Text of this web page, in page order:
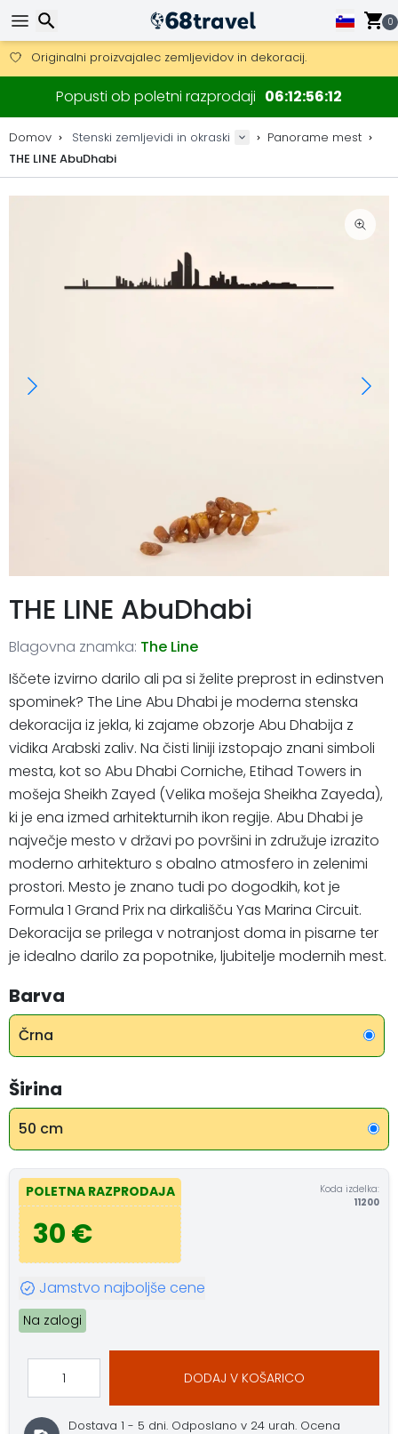
0
Pridobite brezplačno dostavo na naročila nad 149 €.
Na voljo je tudi DHL Express čez noč.
30 dni za vračilo, 90 dni za lesene zemljevide in dekoracije.
Originalni proizvajalec zemljevidov in dekoracij.
Popusti ob poletni razprodaji 06125611
Domov Stenski zemljevidi in okraski
Panorame mest
THE LINE AbuDhabi
THE LINE AbuDhabi
Blagovna znamka: The Line
Iščete izvirno darilo ali pa si želite preprost in edinstven
spominek? The Line Abu Dhabi je moderna stenska
dekoracija iz jekla, ki zajame obzorje Abu Dhabija z
vidika Arabski zaliv. Na čisti liniji izstopajo znani simboli
mesta, kot so Abu Dhabi Corniche, Etihad Towers in
mošeja Sheikh Zayed (Velika mošeja Sheikha Zayeda),
ki je ena izmed arhitekturnih ikon regije. Abu Dhabi je
največje mesto v državi po površini in združuje izrazito
moderno arhitekturo s obalno atmosfero in zelenimi
prostori. Mesto je znano tudi po dogodkih, kot je
Formula 1 Grand Prix na dirkališču Yas Marina Circuit.
Dekoracija se prilega v notranjost doma in pisarne ter
je idealno darilo za popotnike, ljubitelje modernih mest.
Barva
Črna
Širina
50 cm
POLETNA RAZPRODAJA
30 €
Koda izdelka:
11200
Jamstvo najboljše cene
Na zalogi
DODAJ V KOŠARICO
Dostava 1 - 5 dni. Odposlano v 24 urah. Ocena
Iskanje
Iskanje